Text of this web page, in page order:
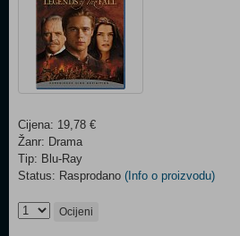
Cijena: 19,78 €
Žanr: Drama
Tip: Blu-Ray
Status: Rasprodano (Info o proizvodu)
Ocijeni